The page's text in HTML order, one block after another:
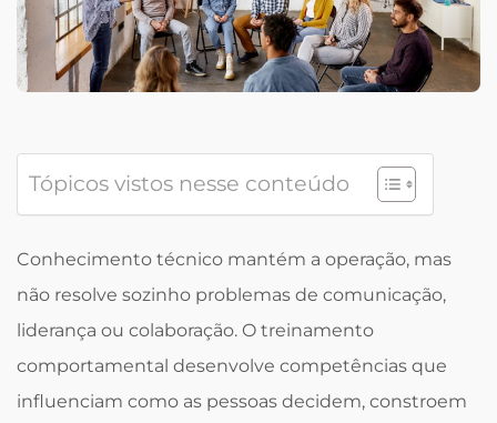
Tópicos vistos nesse conteúdo
Conhecimento técnico mantém a operação, mas
não resolve sozinho problemas de comunicação,
liderança ou colaboração. O treinamento
comportamental desenvolve competências que
influenciam como as pessoas decidem, constroem